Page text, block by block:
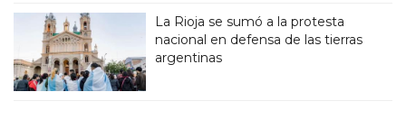
La Rioja se sumó a la protesta
nacional en defensa de las tierras
argentinas